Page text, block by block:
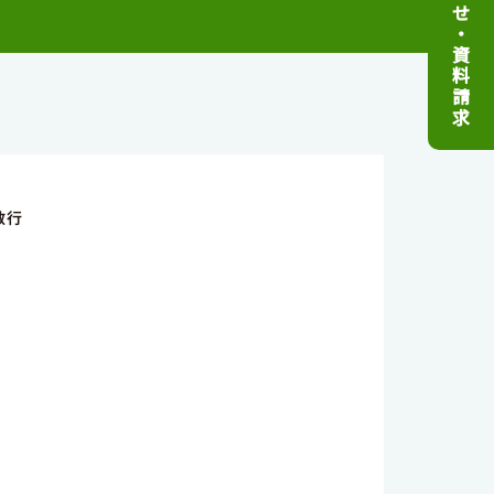
行
せ
・
資
料
請
求